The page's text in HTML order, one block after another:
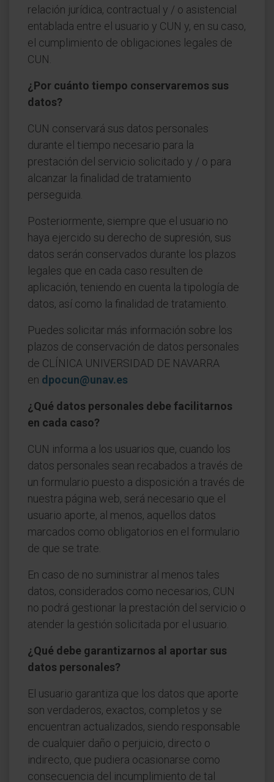
relación jurídica, contractual y / o asistencial
entablada entre el usuario y CUN y, en su caso,
el cumplimiento de obligaciones legales de
CUN.
¿Por cuánto tiempo conservaremos sus
datos?
CUN conservará sus datos personales
durante el tiempo necesario para la
prestación del servicio solicitado y / o para
alcanzar la finalidad de tratamiento
perseguida.
Posteriormente, siempre que el usuario no
haya ejercido su derecho de supresión, sus
datos serán conservados durante los plazos
legales que en cada caso resulten de
aplicación, teniendo en cuenta la tipología de
datos, así como la finalidad de tratamiento.
Puedes solicitar más información sobre los
plazos de conservación de datos personales
de CLÍNICA UNIVERSIDAD DE NAVARRA
en dpocun@unav.es
¿Qué datos personales debe facilitarnos
en cada caso?
CUN informa a los usuarios que, cuando los
datos personales sean recabados a través de
un formulario puesto a disposición a través de
nuestra página web, será necesario que el
usuario aporte, al menos, aquellos datos
marcados como obligatorios en el formulario
de que se trate.
En caso de no suministrar al menos tales
datos, considerados como necesarios, CUN
no podrá gestionar la prestación del servicio o
atender la gestión solicitada por el usuario.
¿Qué debe garantizarnos al aportar sus
datos personales?
El usuario garantiza que los datos que aporte
son verdaderos, exactos, completos y se
encuentran actualizados, siendo responsable
de cualquier daño o perjuicio, directo o
indirecto, que pudiera ocasionarse como
consecuencia del incumplimiento de tal